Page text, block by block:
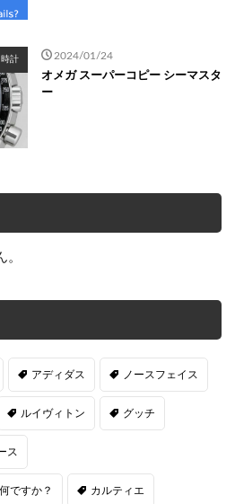
時計 2024/01/24
オメガ スーパーコピー シーマスタ
ー
アディダス ノースフェイス
ルイヴィトン グッチ
ス
ですか？ カルティエ